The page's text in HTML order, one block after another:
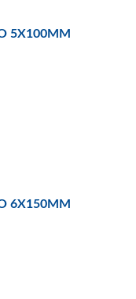
DESTORNILLADOR PLANO 5X100MM
DESTORNILLADOR PLANO 6X150MM